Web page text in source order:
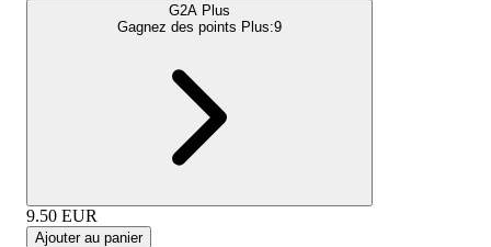
G2A Plus
Gagnez des points Plus:9
9.50 EUR
Ajouter au panier